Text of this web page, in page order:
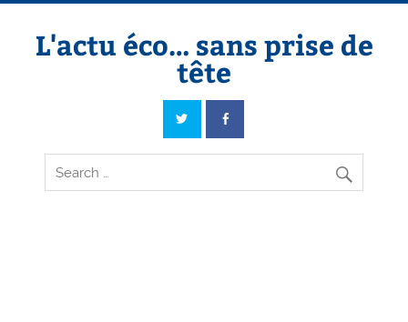
Skip
contentL'actu éco… sans prise de
tête
L'actu éco… sans prise de tête